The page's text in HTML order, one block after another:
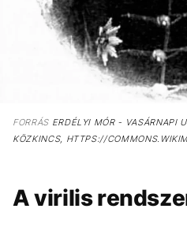
FORRÁSERDÉLYI MÓR - VASÁRNAPI
KÖZKINCS, HTTPS://
A virilis